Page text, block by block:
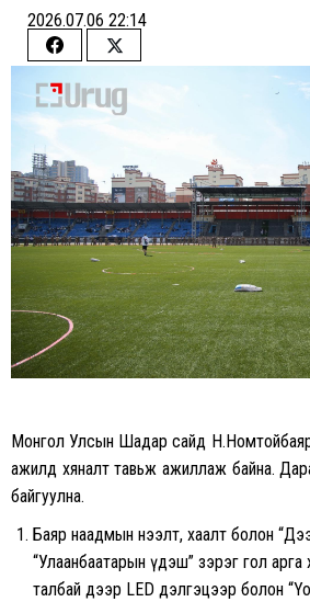
2026.07.06 22:14
Share
on
Facebook
Share
on
Монгол Улсын Шадар сайд
ажилд хяналт тавьж ажиллаж байна.
байгуулна.
Баяр наадмын нээлт, хаалт болон
“Улаанбаатарын үдэш” зэрэг гол арга
талбай дээр LED дэлгэцээр болон